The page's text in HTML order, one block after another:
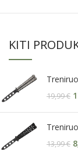
KITI
19,99€
13,99€